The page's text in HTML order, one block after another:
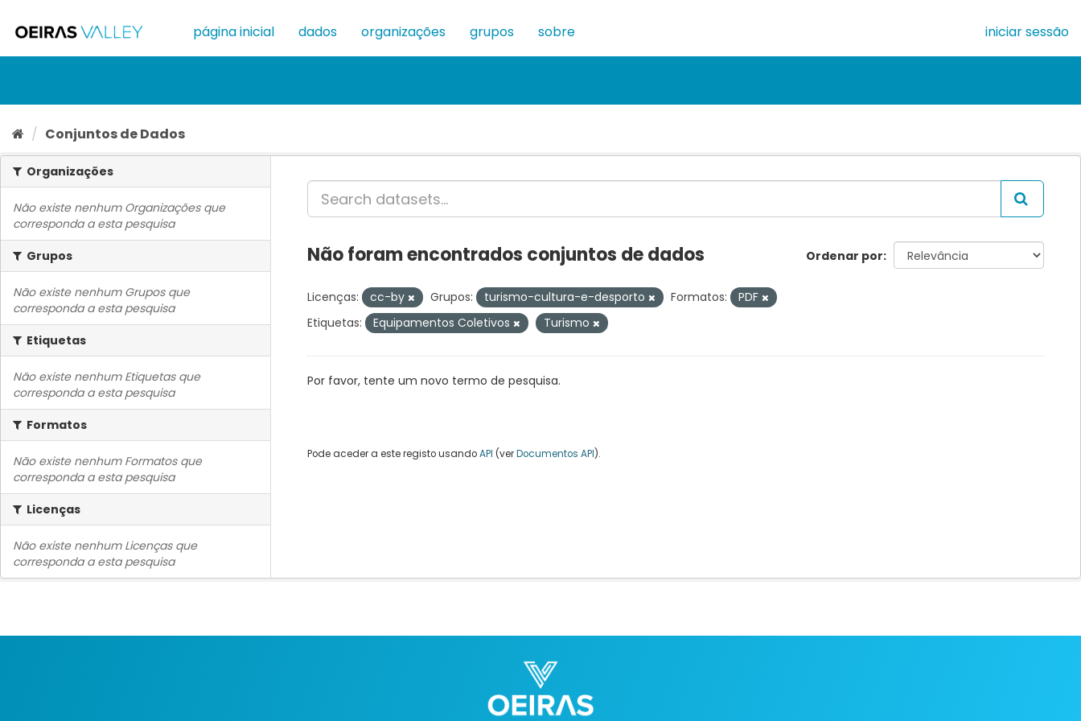
para
conteúdo
página inicial dados organizações grupos sobre iniciar sessão
Conjuntos de Dados
Organizações
Não existe nenhum Organizações que
corresponda a esta pesquisa
Grupos
Não existe nenhum Grupos que
corresponda a esta pesquisa
Etiquetas
Não existe nenhum Etiquetas que
corresponda a esta pesquisa
Formatos
Não existe nenhum Formatos que
corresponda a esta pesquisa
Licenças
Não existe nenhum Licenças que
corresponda a esta pesquisa
Ordenar por
Não foram encontrados conjuntos de dados
Licenças: cc-by Grupos: turismo-cultura-e-desporto Formatos:
PDF
Etiquetas:
Equipamentos Coletivos Turismo
Por favor, tente um novo termo de pesquisa.
Pode aceder a este registo usandoAPI (verDocumentos API).